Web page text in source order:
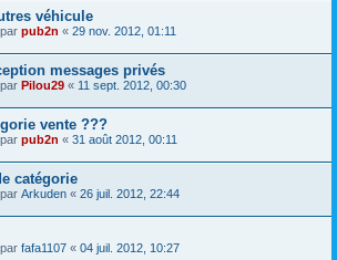
véhicule
pub2n « 29 nov. 2012, 01:11
messages privés
Pilou29 « 11 sept. 2012, 00:30
vente ???
pub2n « 31 août 2012, 00:11
catégorie
Arkuden « 26 juil. 2012, 22:44
fafa1107 « 04 juil. 2012, 10:27